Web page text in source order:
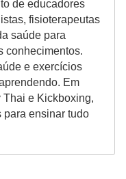
de educadores
fisioterapeutas
saúde para
conhecimentos.
e exercícios
Em
Thai e Kickboxing,
para ensinar tudo